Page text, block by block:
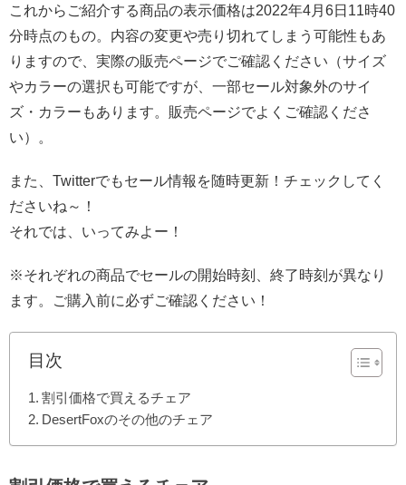
これからご紹介する商品の表示価格は2022年4月6日11時40
分時点のもの。内容の変更や売り切れてしまう可能性もあ
りますので、実際の販売ページでご確認ください（サイズ
やカラーの選択も可能ですが、一部セール対象外のサイ
ズ・カラーもあります。販売ページでよくご確認くださ
い）。
また、Twitterでもセール情報を随時更新！チェックしてく
ださいね～！
それでは、いってみよー！
※それぞれの商品でセールの開始時刻、終了時刻が異なり
ます。ご購入前に必ずご確認ください！
目次
割引価格で買えるチェア
DesertFoxのその他のチェア